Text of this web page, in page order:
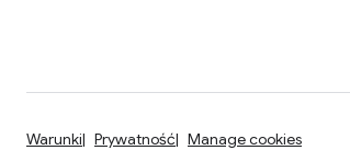
Warunki Prywatność Manage cookies